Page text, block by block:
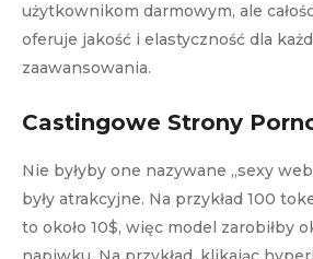
użytkownikom darmowym, ale
oferuje jakość i elastyczność dla
zaawansowania.
Castingowe Strony
Nie byłyby one nazywane „sexy
były atrakcyjne. Na przykład 100
to około 10$, więc model zarobiłby